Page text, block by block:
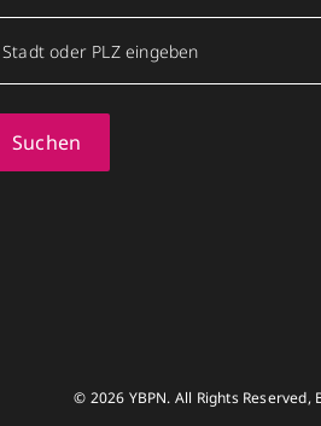
Suchen
© 2026 YBPN. All Rights Reserved,